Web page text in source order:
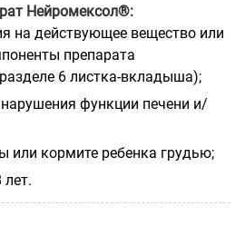
Нейромексол®:
на действующее вещество или
препарата
6 листка-вкладыша);
функции печени и/
или кормите ребенка грудью;